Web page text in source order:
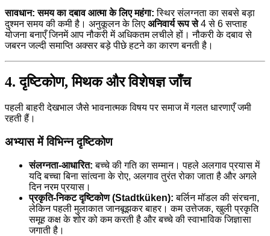
सावधान: समय का दबाव आत्मा के लिए महंगा: स्थिर संलग्नता का सबसे बड़ा
दुश्मन समय की कमी है। अनुकूलन के लिए अनिवार्य रूप से4 से 6 सप्ताह
योजना बनाएँ जिनमें आप नौकरी में अधिकतम लचीले हों। नौकरी के दबाव से
जबरन जल्दी समाप्ति अक्सर बड़े पीछे हटने का कारण बनती है।
4. दृष्टिकोण, मिथक और विशेषज्ञ जाँच
पहली बाहरी देखभाल जैसे भावनात्मक विषय पर समाज में गलत धारणाएँ जमी
रहती हैं।
अभ्यास में विभिन्न दृष्टिकोण
संलग्नता-आधारित: बच्चे की गति का सम्मान। पहले अलगाव प्रयास में
यदि बच्चा बिना सांत्वना के रोए, अलगाव तुरंत रोका जाता है और अगले
दिन नरम प्रयास।
प्रकृति-निकट दृष्टिकोण (Stadtküken): बर्लिन मॉडल की संरचना,
लेकिन पहली मुलाकात जानबूझकर बाहर। कम उत्तेजक, खुली प्रकृति
समूह कक्ष के शोर को कम करती है और बच्चे की स्वाभाविक जिज्ञासा
जगाती है।